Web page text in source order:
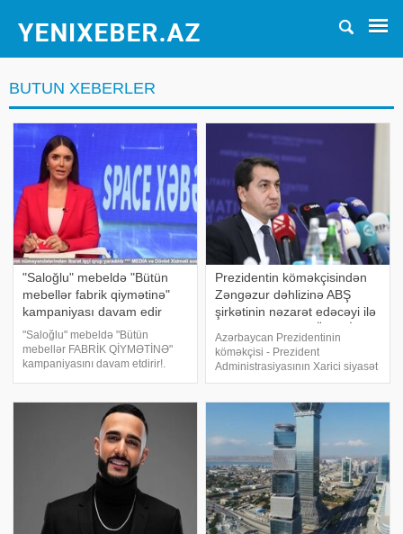
BUTUN XEBERLER
"Saloğlu" mebeldə "Bütün
mebellər fabrik qiymətinə"
kampaniyası davam edir
"Saloğlu" mebeldə "Bütün
mebellər FABRİK QİYMƏTİNƏ"
kampaniyasını davam etdirir!.
tarixlərində keçərlidir. Qeyd edək
ki, "Saloğlu mebel"i
Prezidentin köməkçisindən
Zəngəzur dəhlizinə ABŞ
şirkətinin nəzarət edəcəyi ilə
Azərbaycan Prezidentinin
köməkçisi - Prezident
Administrasiyasının Xarici siyasət
məsələləri şöbəsinin müdiri
Zəngəzur dəhlizi layihəsində
roluna dair yayılan xəbərlərə
münasibət bildirib. O